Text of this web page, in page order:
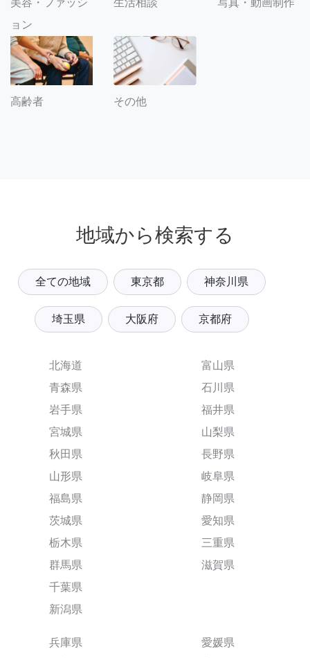
美容・ファッシ
ョン
生活相談 写真・動画制作
高齢者 その他
地域から検索する
全ての地域 東京都 神奈川県
埼玉県 大阪府 京都府
北海道
青森県
岩手県
宮城県
秋田県
山形県
福島県
茨城県
栃木県
群馬県
千葉県
新潟県
富山県
石川県
福井県
山梨県
長野県
岐阜県
静岡県
愛知県
三重県
滋賀県
兵庫県
愛媛県